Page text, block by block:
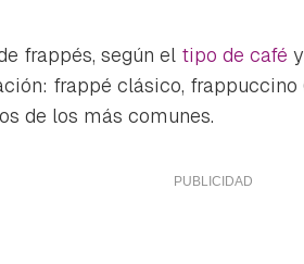
frappés, según el tipo de café
frappé clásico, frappuccino
de los más comunes.